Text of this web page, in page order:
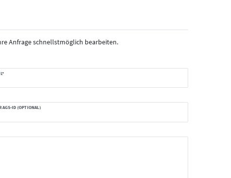
Anfrage schnellstmöglich bearbeiten.
ID (OPTIONAL)